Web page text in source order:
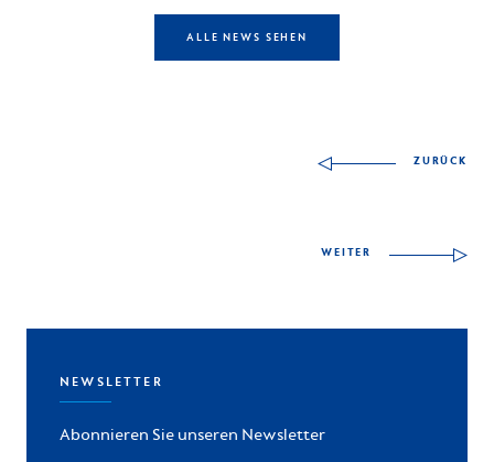
ALLE NEWS SEHEN
ZURÜCK
WEITER
NEWSLETTER
Abonnieren Sie unseren Newsletter